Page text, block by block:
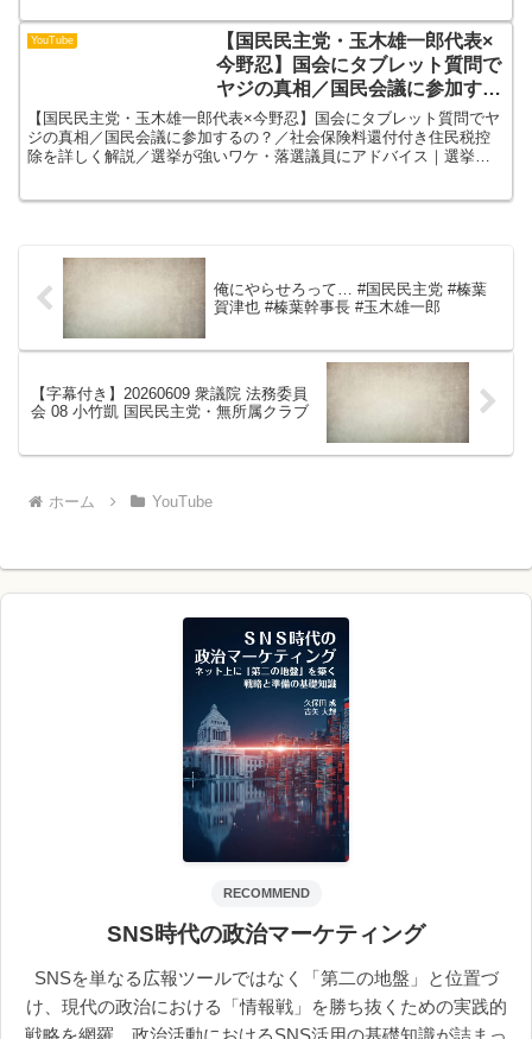
YouTube
【国民民主党・玉木雄一郎代表×
今野忍】国会にタブレット質問で
ヤジの真相／国民会議に参加する
の？／社会保険料還付付き住民税
控除を詳しく解説／選挙が強いワ
ケ・落選議員にアドバイス｜選挙
【国民民主党・玉木雄一郎代表×今野忍】国会にタブレット質問でヤ
ジの真相／国民会議に参加するの？／社会保険料還付付き住民税控
除を詳しく解説／選挙が強いワケ・落選議員にアドバイス｜選挙ド
俺にやらせろって… #国民民主党 #榛葉
賀津也 #榛葉幹事長 #玉木雄一郎
【字幕付き】20260609 衆議院 法務委員
会 08 小竹凱 国民民主党・無所属クラブ
ホーム YouTube
RECOMMEND
SNS時代の政治マーケティング
SNSを単なる広報ツールではなく「第二の地盤」と位置づ
け、現代の政治における「情報戦」を勝ち抜くための実践的